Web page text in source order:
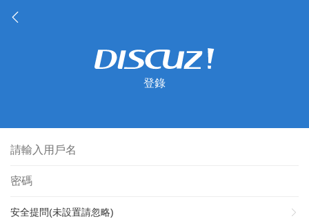
登錄
安全提問(未設置請忽略)